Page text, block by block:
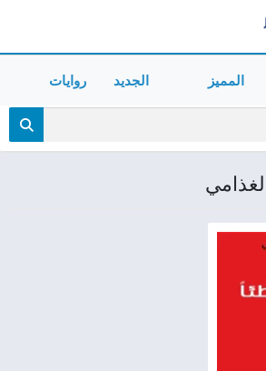
المميز الجديد روايات